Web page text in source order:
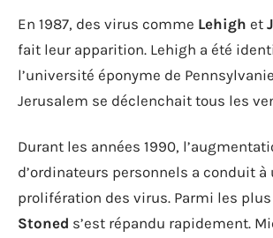
En 1987, des virus comme Lehigh et
fait leur apparition. Lehigh a été
l’université éponyme de
Jerusalem se déclenchait tous les
Durant les années 1990,
d’ordinateurs personnels a conduit à
prolifération des virus. Parmi les
Stoned s’est répandu rapidement.